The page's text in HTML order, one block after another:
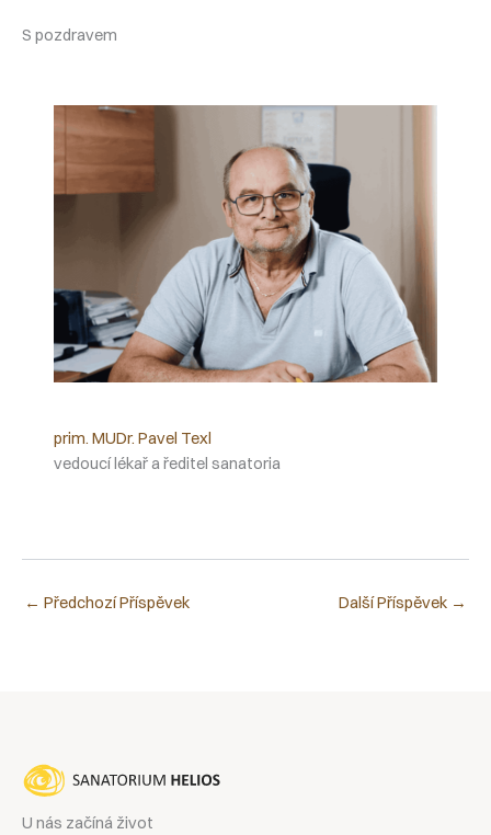
S pozdravem
prim. MUDr. Pavel Texl
vedoucí lékař a ředitel sanatoria
← Předchozí Příspěvek Další Příspěvek →
U nás začíná život